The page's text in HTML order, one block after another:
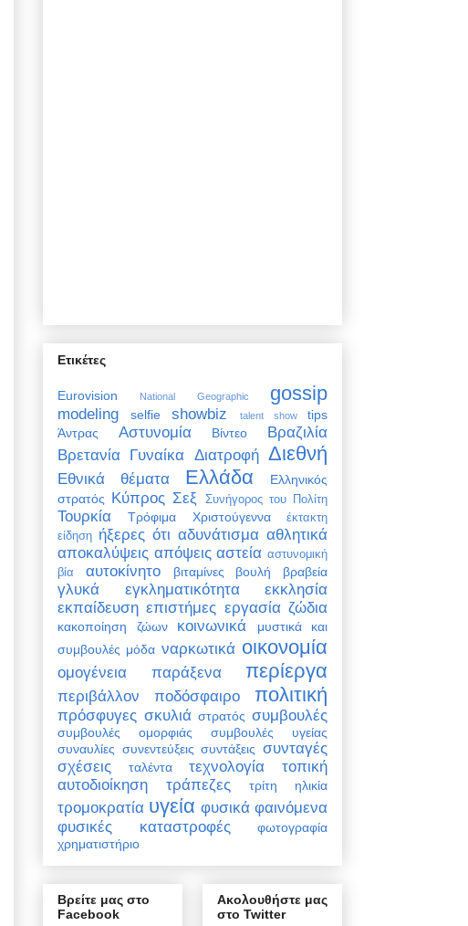
Ετικέτες
Eurovision National Geographic gossip
modeling selfie showbiz talent show
tips
Άντρας
Αστυνομία Βίντεο
Βραζιλία
Βρετανία Γυναίκα Διατροφή Διεθνή
Εθνικά θέματα Ελλάδα
Ελληνικός
στρατός Κύπρος Σεξ Συνήγορος του Πολίτη
Τουρκία Τρόφιμα Χριστούγεννα
έκτακτη
είδηση ήξερες ότι αδυνάτισμα αθλητικά
αποκαλύψεις απόψεις αστεία αστυνομική
βία
αυτοκίνητο βιταμίνες βουλή βραβεία
γλυκά εγκληματικότητα
εκκλησία
εκπαίδευση επιστήμες εργασία ζώδια
κακοποίηση ζώων κοινωνικά
μυστικά και
συμβουλές μόδα ναρκωτικά οικονομία
ομογένεια παράξενα περίεργα
περιβάλλον ποδόσφαιρο πολιτική
πρόσφυγες σκυλιά στρατός συμβουλές
συμβουλές ομορφιάς
συμβουλές υγείας
συναυλίες συνεντεύξεις συντάξεις συνταγές
σχέσεις
ταλέντα τεχνολογία
τοπική
αυτοδιοίκηση
τράπεζες τρίτη ηλικία
τρομοκρατία υγεία φυσικά φαινόμενα
φυσικές καταστροφές
φωτογραφία
χρηματιστήριο
Βρείτε μας στο
Facebook
Ακολουθήστε μας
στο Twitter